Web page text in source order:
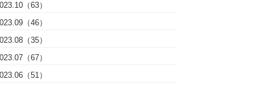
（63）
（46）
（35）
（67）
（51）